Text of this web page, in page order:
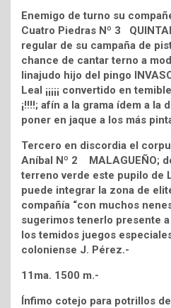
Enemigo de turno su
Cuatro Piedras Nº 3
regular de su campaña de
chance de cantar terno a
linajudo hijo del pingo
Leal ¡¡¡¡¡ convertido en
¡!!!!; afín a la grama ídem a la
poner en jaque a los más
Tercero en discordia el
Aníbal Nº 2 MALAGUEÑO;
terreno verde este pupilo de
puede integrar la zona de
compañía “con muchos
sugerimos tenerlo presente
los temidos juegos
coloniense J. Pérez.-
11ma. 1500 m.-
Ínfimo cotejo para potrillos